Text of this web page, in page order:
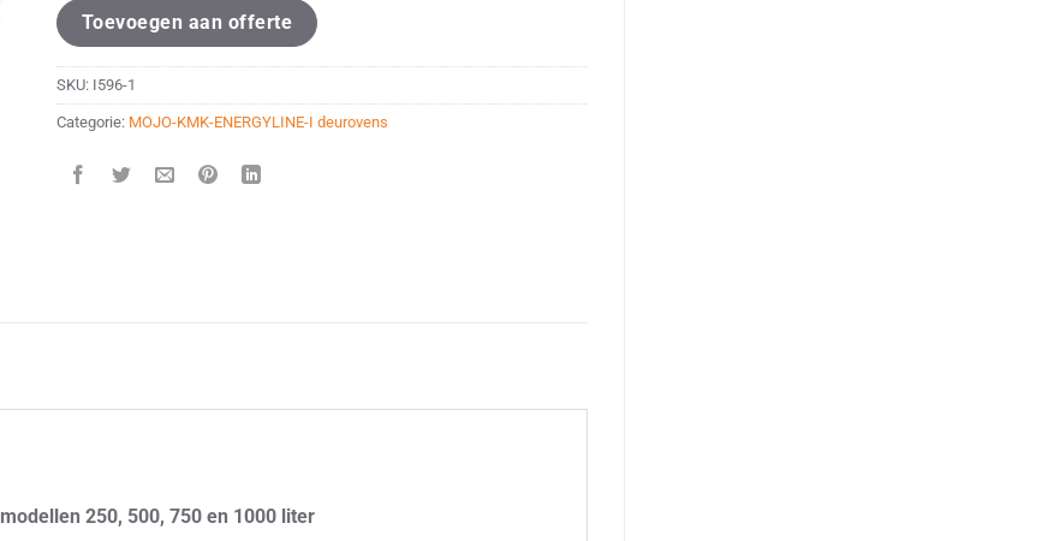
Toevoegen aan offerte
SKU: I596-1
Categorie: MOJO-KMK-ENERGYLINE-I deurovens
modellen 250, 500, 750 en 1000 liter